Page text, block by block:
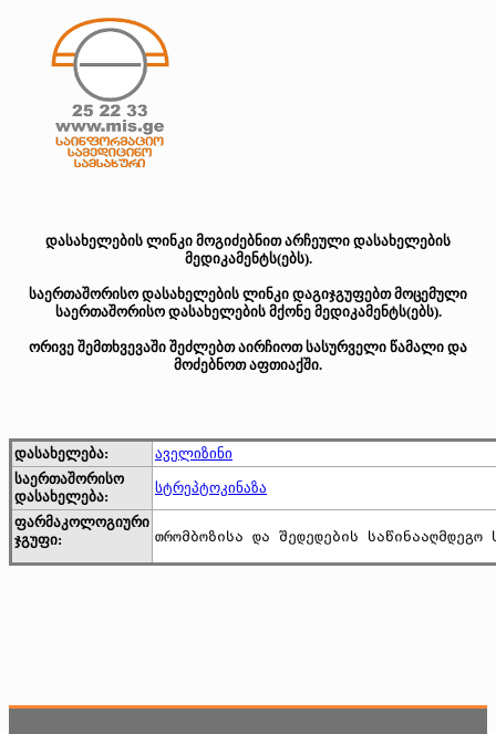
დასახელების ლინკი მოგიძებნით არჩეული დასახელების
მედიკამენტს(ებს).
საერთაშორისო დასახელების ლინკი დაგიჯგუფებთ მოცემული
საერთაშორისო დასახელების მქონე მედიკამენტს(ებს).
ორივე შემთხვევაში შეძლებთ აირჩიოთ სასურველი წამალი და
მოძებნოთ აფთიაქში.
დასახელება:
აველიზინი
საერთაშორისო
დასახელება:
სტრეპტოკინაზა
ფარმაკოლოგიური
ჯგუფი:
თრომბოზისა და შედედების